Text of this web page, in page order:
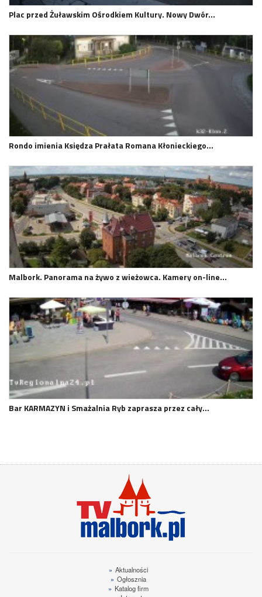
Plac przed Żuławskim Ośrodkiem Kultury. Nowy Dwór…
Rondo imienia Księdza Prałata Romana Kłonieckiego…
Malbork. Panorama na żywo z wieżowca. Kamery on-line…
Bar KARMAZYN i Smażalnia Ryb zaprasza przez cały…
» Aktualności
» Ogłosznia
» Katalog firm